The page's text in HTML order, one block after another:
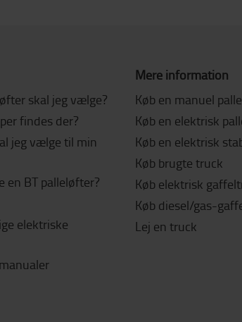
skal jeg vælge?
findes der?
jeg vælge til min
en BT palleløfter?
elektriske
Mere information
Køb en manuel
Køb en elektrisk
Køb en elektrisk
Køb brugte truck
Køb elektrisk
Køb diesel/gas-
Lej en truck